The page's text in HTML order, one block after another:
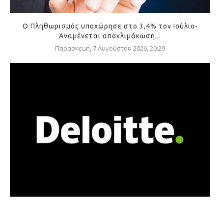
Ο Πληθωρισμός υποχώρησε στο 3,4% τον Ιούλιο-
Αναμένεται αποκλιμάκωση...
Παρασκευή, 7 Αυγούστου 2026, 20:29